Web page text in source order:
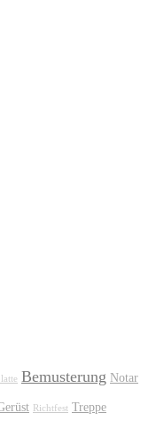
Bemusterung Notar
Richtfest Treppe